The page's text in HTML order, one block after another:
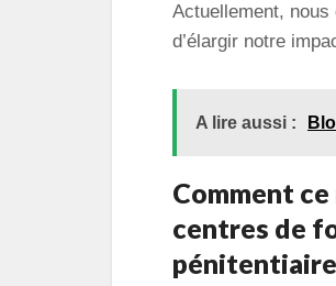
Actuellement,
d’élargir notre
A lire aussi :
Comment
centres de